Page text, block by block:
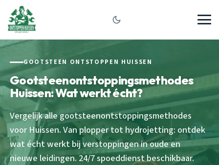
GOOTSTEEN ONTSTOPPEN HUISSEN
Gootsteenontstoppingsmethodes
Huissen: Wat werkt écht?
Vergelijk alle gootsteenontstoppingsmethodes
voor Huissen. Van plopper tot hydrojetting: ontdek
wat écht werkt bij verstoppingen in oude en
nieuwe leidingen. 24/7 spoeddienst beschikbaar.